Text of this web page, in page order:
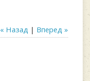
« Назад | Вперед »